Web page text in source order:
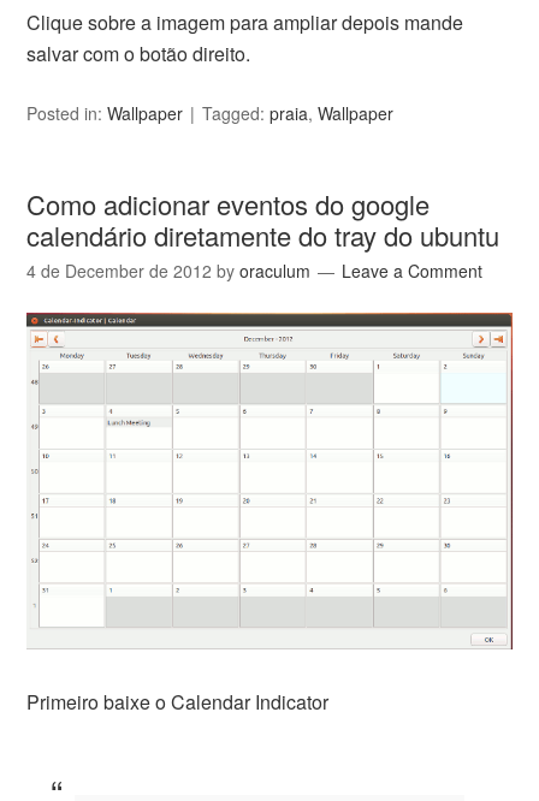
Clique sobre a imagem para ampliar depois mande
salvar com o botão direito.
Posted in:Wallpaper Tagged:praia,Wallpaper
Como adicionar eventos do google
calendário diretamente do tray do ubuntu
4 de December de 2012 byoraculum Leave a Comment
Primeiro baixe o Calendar Indicator